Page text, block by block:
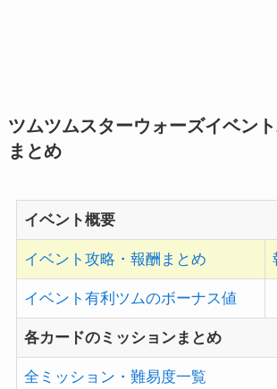
ツムツムスターウォーズイベン
まとめ
イベント概要
イベント攻略・報酬まとめ
イベント有利ツムのボーナス値
各カードのミッションまとめ
全ミッション・難易度一覧